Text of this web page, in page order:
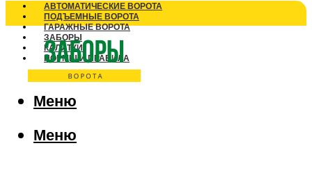
АВТОМАТИЧЕСКИЕ ВОРОТА
ПОДЪЕМНЫЕ ВОРОТА
ГАРАЖНЫЕ ВОРОТА
ЗАБОРЫ
КАЛИТКИ
НОРМЫ И ПРАВИЛА
Меню
Меню